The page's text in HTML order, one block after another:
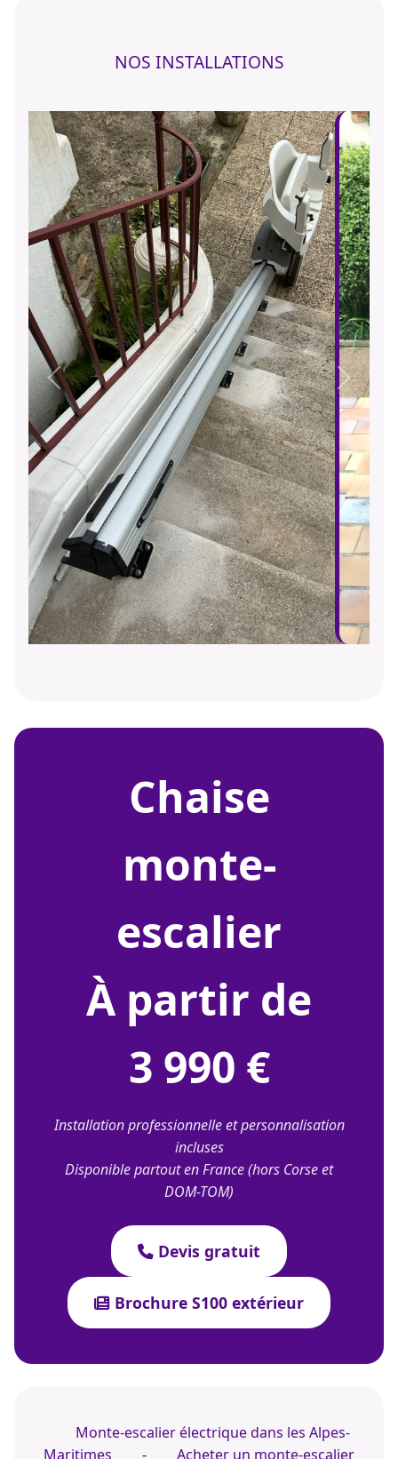
NOS INSTALLATIONS
Précédent Suivant
chaise
monte-
escalier
À partir de
3 990 €
Installation professionnelle et personnalisation
incluses
Disponible partout en France (hors Corse et
DOM-TOM)
Devis gratuit
Brochure S100 extérieur
Monte-escalier électrique dans les Alpes-
Maritimes
- Acheter un monte-escalier